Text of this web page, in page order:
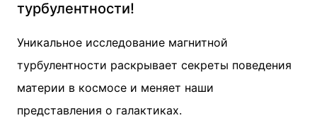
турбулентности!
Уникальное исследование магнитной
турбулентности раскрывает секреты поведения
материи в космосе и меняет наши
представления о галактиках.